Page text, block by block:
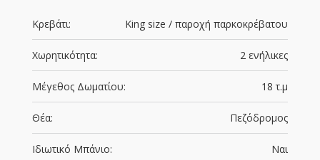
Κρεβάτι: King size / παροχή παρκοκρέβατου
Χωρητικότητα: 2 ενήλικες
Μέγεθος Δωματίου: 18 τ.μ
Θέα: Πεζόδρομος
Ιδιωτικό Μπάνιο: Ναι